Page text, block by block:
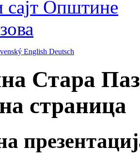
English Deutsch
Стара
страница